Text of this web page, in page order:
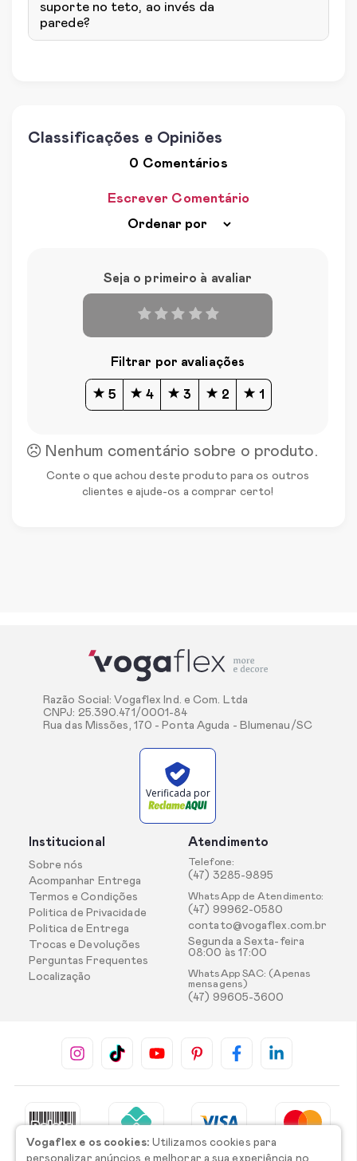
suporte no teto, ao invés da
parede?
Classificações e Opiniões
0 Comentários
Escrever Comentário
Seja o primeiro à avaliar
Filtrar por avaliações
5 4 3 2 1
Nenhum comentário sobre o produto.
Conte o que achou deste produto para os outros
clientes e ajude-os a comprar certo!
Razão Social: Vogaflex Ind. e Com. Ltda
CNPJ: 25.390.471/0001-84
Rua das Missões, 170 - Ponta Aguda - Blumenau/SC
Verificada por
Institucional
Sobre nós
Acompanhar Entrega
Termos e Condições
Politica de Privacidade
Politica de Entrega
Trocas e Devoluções
Perguntas Frequentes
Localização
Atendimento
Telefone:
(47) 3285-9895
WhatsApp de Atendimento:
(47) 99962-0580
contato@vogaflex.com.br
Segunda a Sexta-feira
08:00 às 17:00
WhatsApp SAC: (Apenas
mensagens)
(47) 99605-3600
Vogaflex e os cookies: Utilizamos cookies para